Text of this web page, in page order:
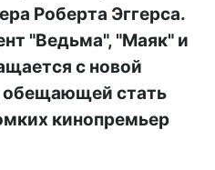
Роберта Эггерса.
"Ведьма", "Маяк" и
с новой
обещающей стать
кинопремьер